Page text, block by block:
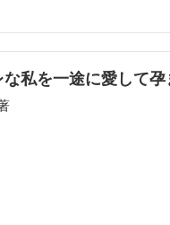
。
私を一途に愛して孕